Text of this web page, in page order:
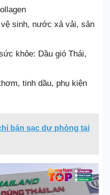
sinh, nước xả vải, sản
khỏe: Dầu gió Thái,
tinh dầu, phụ kiện
bán sạc dự phòng tại